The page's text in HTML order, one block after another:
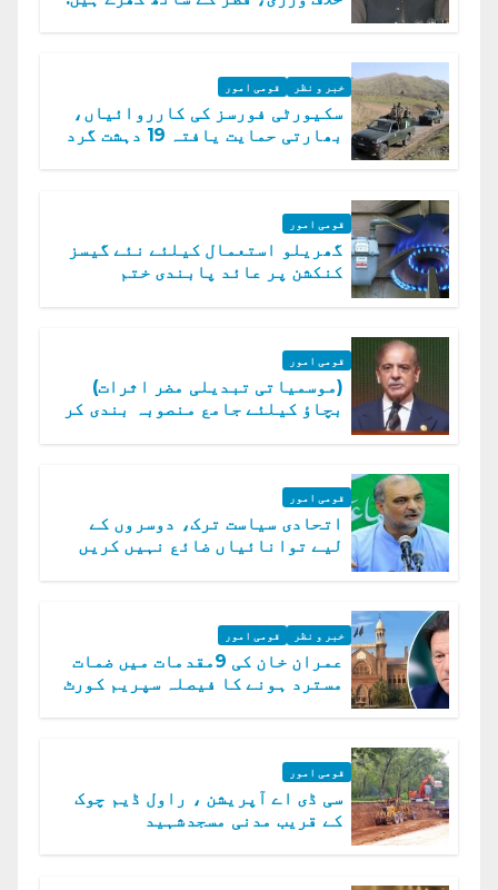
خبر و نظر قومی امور
سکیورٹی فورسز کی کارروائیاں،
بھارتی حمایت یافتہ 19 دہشت گرد
قومی امور
گھریلو استعمال کیلئے نئے گیسز
کنکشن پر عائد پابندی ختم
قومی امور
(موسمیاتی تبدیلی مضر اثرات)
بچاؤ کیلئے جامع منصوبہ بندی کر
قومی امور
اتحادی سیاست ترک، دوسروں کے
لیے توانائیاں ضائع نہیں کریں
خبر و نظر قومی امور
عمران خان کی 9مقدمات میں ضمات
مسترد ہونے کا فیصلہ سپریم کورٹ
قومی امور
سی ڈی اے آپریشن ، راول ڈیم چوک
کے قریب مدنی مسجدشہید